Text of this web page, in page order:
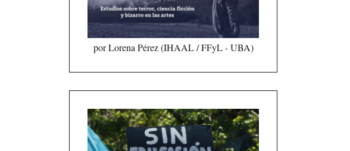
por Lorena Pérez (IHAAL / FFyL - UBA)